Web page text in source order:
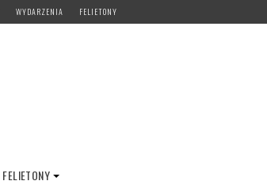
WYDARZENIA FELIETONY
FELIETONY